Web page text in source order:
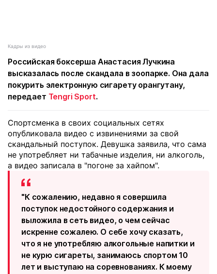
Кадры из видео
Российская боксерша Анастасия Лучкина
высказалась после скандала в зоопарке. Она дала
покурить электронную сигарету орангутану,
передает Tengri Sport.
Спортсменка в своих социальных сетях
опубликовала видео с извинениями за свой
скандальный поступок. Девушка заявила, что сама
не употребляет ни табачные изделия, ни алкоголь,
а видео записала в "погоне за хайпом".
"К сожалению, недавно я совершила
поступок недостойного содержания и
выложила в сеть видео, о чем сейчас
искренне сожалею. О себе хочу сказать,
что я не употребляю алкогольные напитки и
не курю сигареты, занимаюсь спортом 10
лет и выступаю на соревнованиях. К моему